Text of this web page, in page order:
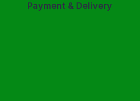
Payment & Delivery